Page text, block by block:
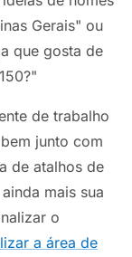
Gerais" ou
que gosta de
de trabalho
junto com
de atalhos de
mais sua
o
a área de